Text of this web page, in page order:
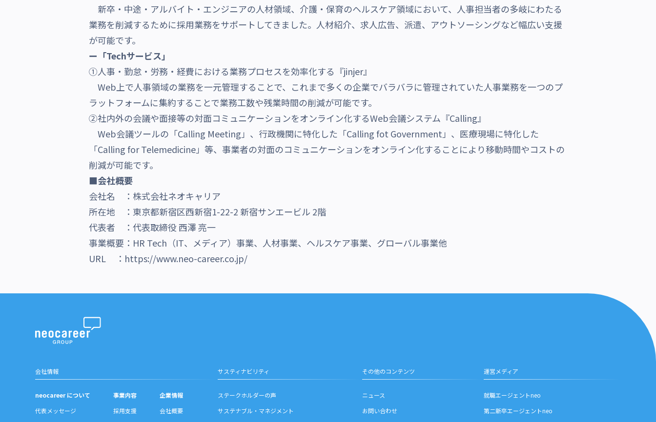
新卒・中途・アルバイト・エンジニアの人材領域、介護・保育のヘルスケア領域において、人事担当者の多岐にわたる
業務を削減するために採用業務をサポートしてきました。人材紹介、求人広告、派遣、アウトソーシングなど幅広い支援
が可能です。
ー「Techサービス」
①人事・勤怠・労務・経費における業務プロセスを効率化する『jinjer』
Web上で人事領域の業務を一元管理することで、
これまで多くの企業でバラバラに管理されていた人事業務を一つのプ
ラットフォームに集約することで業務工数や残業時間の削減が可能です。
②社内外の会議や面接等の対面コミュニケーションをオンライン化するWeb会議システム『Calling』
Web会議ツールの「Calling Meeting」、行政機関に特化した「Calling fot Government」、医療現場に特化した
「Calling for Telemedicine」等、事業者の対面のコミュニケーションをオンライン化することにより移動時間やコストの
削減が可能です。
■会社概要
会社名 ：株式会社ネオキャリア
所在地 ：東京都新宿区西新宿1-22-2 新宿サンエービル 2階
代表者 ：代表取締役 西澤 亮一
事業概要：HR Tech（IT、メディア）事業、人材事業、ヘルスケア事業、グローバル事業他
URL ： https://www.neo-career.co.jp/
会社情報
neocareer について
代表メッセージ
事業内容
採用支援
企業情報
会社概要
サスティナビリティ
ステークホルダーの声
サステナブル・マネジメント
その他のコンテンツ
ニュース
お問い合わせ
運営メディア
就職エージェントneo
第二新卒エージェントneo